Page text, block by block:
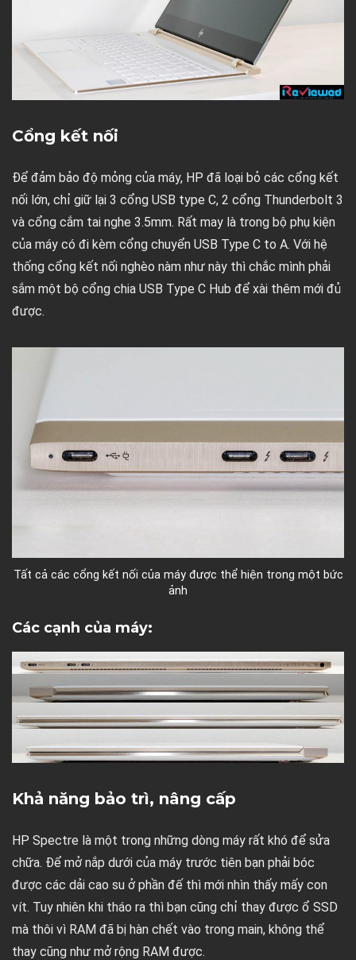
Cổng kết nối
Để đảm bảo độ mỏng của máy, HP đã loại bỏ các cổng kết
nối lớn, chỉ giữ lại 3 cổng USB type C, 2 cổng Thunderbolt 3
và cổng cắm tai nghe 3.5mm. Rất may là trong bộ phụ kiện
của máy có đi kèm cổng chuyển USB Type C to A. Với hệ
thống cổng kết nối nghèo nàm như này thì chắc mình phải
sắm một bộ cổng chia USB Type C Hub để xài thêm mới đủ
được.
Tất cả các cổng kết nối của máy được thể hiện trong một bức
ảnh
Các cạnh của máy:
Khả năng bảo trì, nâng cấp
HP Spectre là một trong những dòng máy rất khó để sửa
chữa. Để mở nắp dưới của máy trước tiên bạn phải bóc
được các dải cao su ở phần đế thì mới nhìn thấy mấy con
vít. Tuy nhiên khi tháo ra thì bạn cũng chỉ thay được ổ SSD
mà thôi vì RAM đã bị hàn chết vào trong main, không thể
thay cũng như mở rộng RAM được.